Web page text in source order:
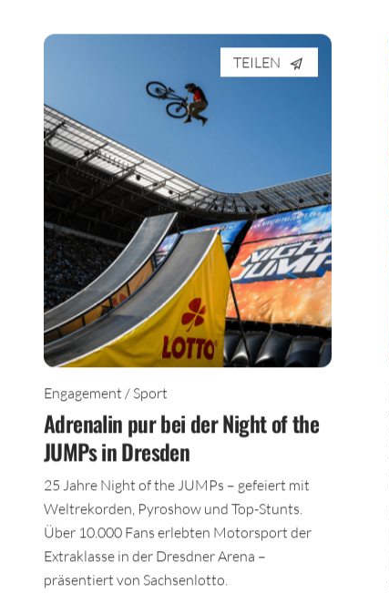
TEILEN
Engagement / Sport
Adrenalin pur bei der Night of the
JUMPs in Dresden
25 Jahre Night of the JUMPs – gefeiert mit
Weltrekorden, Pyroshow und Top-Stunts.
Über 10.000 Fans erlebten Motorsport der
Extraklasse in der Dresdner Arena –
präsentiert von Sachsenlotto.